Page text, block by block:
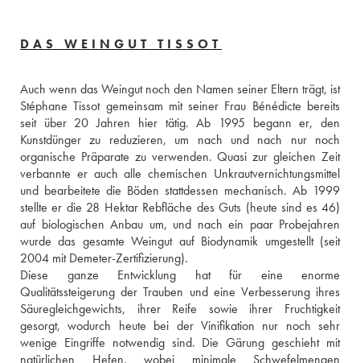
DAS WEINGUT TISSOT
Auch wenn das Weingut noch den Namen seiner Eltern trägt, ist
Stéphane Tissot gemeinsam mit seiner Frau Bénédicte bereits
seit über 20 Jahren hier tätig. Ab 1995 begann er, den
Kunstdünger zu reduzieren, um nach und nach nur noch
organische Präparate zu verwenden. Quasi zur gleichen Zeit
verbannte er auch alle chemischen Unkrautvernichtungsmittel
und bearbeitete die Böden stattdessen mechanisch. Ab 1999
stellte er die 28 Hektar Rebfläche des Guts (heute sind es 46)
auf biologischen Anbau um, und nach ein paar Probejahren
wurde das gesamte Weingut auf Biodynamik umgestellt (seit
2004 mit Demeter-Zertifizierung).
Diese ganze Entwicklung hat für eine enorme
Qualitätssteigerung der Trauben und eine Verbesserung ihres
Säuregleichgewichts, ihrer Reife sowie ihrer Fruchtigkeit
gesorgt, wodurch heute bei der Vinifikation nur noch sehr
wenige Eingriffe notwendig sind. Die Gärung geschieht mit
natürlichen Hefen, wobei minimale Schwefelmengen